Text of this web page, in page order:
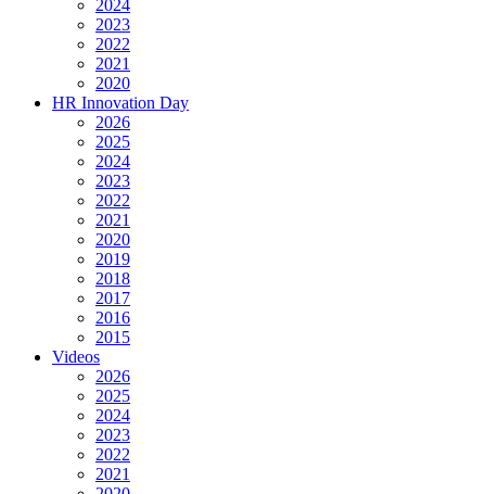
2024
2023
2022
2021
2020
HR Innovation Day
2026
2025
2024
2023
2022
2021
2020
2019
2018
2017
2016
2015
Videos
2026
2025
2024
2023
2022
2021